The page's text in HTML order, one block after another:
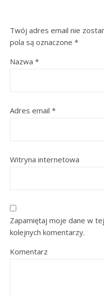
Twój adres email nie
pola są oznaczone *
Nazwa *
Adres email *
Witryna internetowa
Zapamiętaj moje dane w
kolejnych komentarzy.
Komentarz